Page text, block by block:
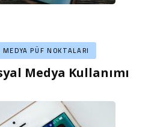
MEDYA PÜF NOKTALARI
Medya Kullanımı